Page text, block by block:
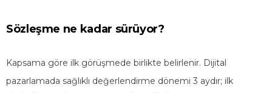
Sözleşme ne kadar sürüyor?
Kapsama göre ilk görüşmede birlikte belirlenir. Dijital
pazarlamada sağlıklı değerlendirme dönemi 3 aydır; ilk